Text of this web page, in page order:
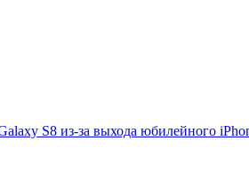
S8 из-за выхода юбилейного